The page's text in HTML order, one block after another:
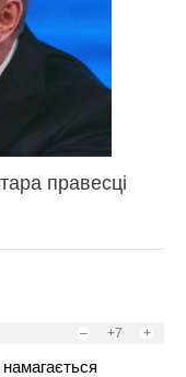
правесці
– +7 +